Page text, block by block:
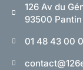
126 Av du
93500
01 48 43 00